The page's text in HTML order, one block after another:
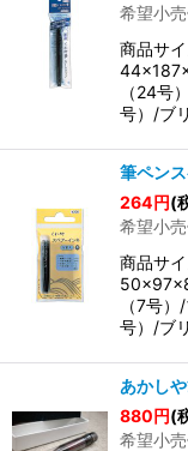
希望小
商品サ
（24号
号）/ブ
筆ペン
264円(
希望小
商品サ
（7号
号）/ブ
あかし
880円(
希望小